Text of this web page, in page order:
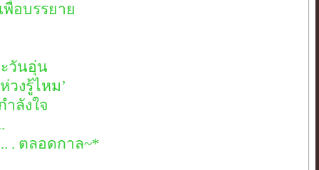
พื่อบรรยาย
วันอุ่น
วงรู้ไหม’
ลังใจ
. ตลอดกาล~*